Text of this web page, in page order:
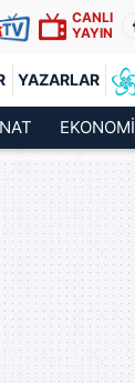
CANLI
YAYIN
YAZARLAR
EKONOMİ